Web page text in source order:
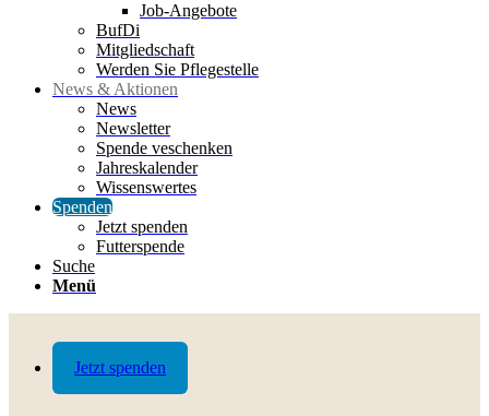
Jetzt spenden
Job-Angebote
BufDi
Mitgliedschaft
Werden Sie Pflegestelle
News & Aktionen
News
Newsletter
Spende veschenken
Jahreskalender
Wissenswertes
Spenden
Jetzt spenden
Futterspende
Suche
Menü